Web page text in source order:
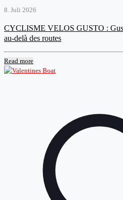
8. Juli 2026
CYCLISME VELOS GUSTO :
au-delà des routes
Read more